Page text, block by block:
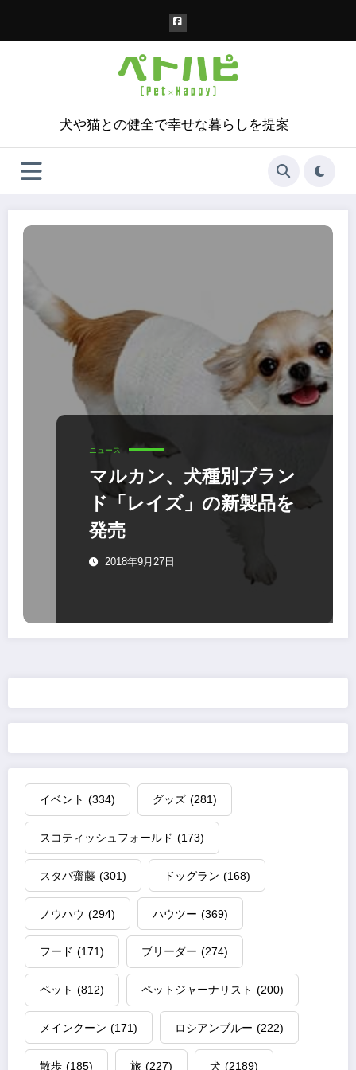
犬や猫との健全で幸せな暮らしを提案
ニュース
マルカン、犬種別ブラン
ド「レイズ」の新製品を
発売
2018年9月27日
イベント (334) グッズ (281)
スコティッシュフォールド (173)
スタパ齋藤 (301) ドッグラン (168)
ノウハウ (294) ハウツー (369)
フード (171) ブリーダー (274)
ペット (812) ペットジャーナリスト (200)
メインクーン (171) ロシアンブルー (222)
散歩 (185) 旅 (227) 犬 (2189)